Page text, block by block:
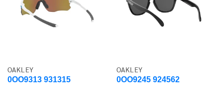
OAKLEY
0OO9313 931315
OAKLEY
0OO9245 924562